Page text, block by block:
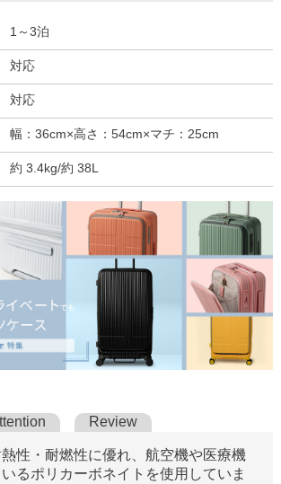
1～3泊
対応
対応
幅：36cm×高さ：54cm×マチ：25cm
約 3.4kg/約 38L
Review
熱性・耐燃性に優れ、航空機や医療機
るポリカーボネイトを使用していま